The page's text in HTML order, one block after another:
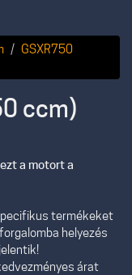
GSXR750
ccm)
a motort a
termékeket
helyezés
árat